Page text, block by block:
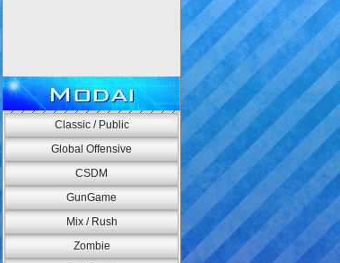
Modai
Classic / Public
Global Offensive
CSDM
GunGame
Mix / Rush
Zombie